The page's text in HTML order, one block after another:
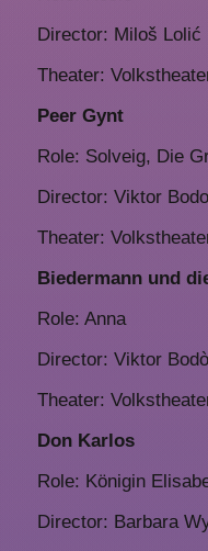
Director: Miloš Lolić
Theater:
Peer Gynt
Role: Solveig, Die
Director: Viktor Bodo
Theater:
Biedermann und
Role: Anna
Director: Viktor Bodò
Theater:
Don Karlos
Role: Königin
Director: Barbara